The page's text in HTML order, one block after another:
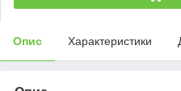
Опис Характеристики